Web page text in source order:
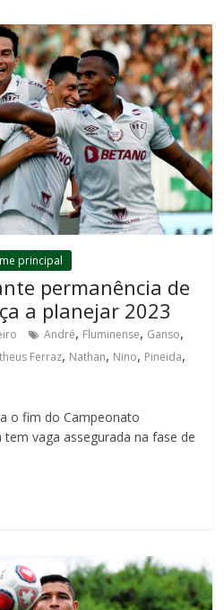
principal
permanência de
a planejar 2023
André, Fluminense, Ganso,
Ferraz, Nathan, Nino, Pineida,
o fim do Campeonato
vaga assegurada na fase de